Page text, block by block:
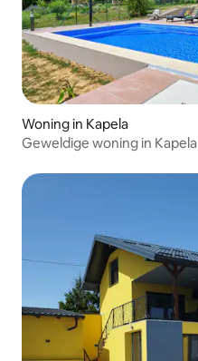
Woning in Kapela
Geweldige woning in Kapela